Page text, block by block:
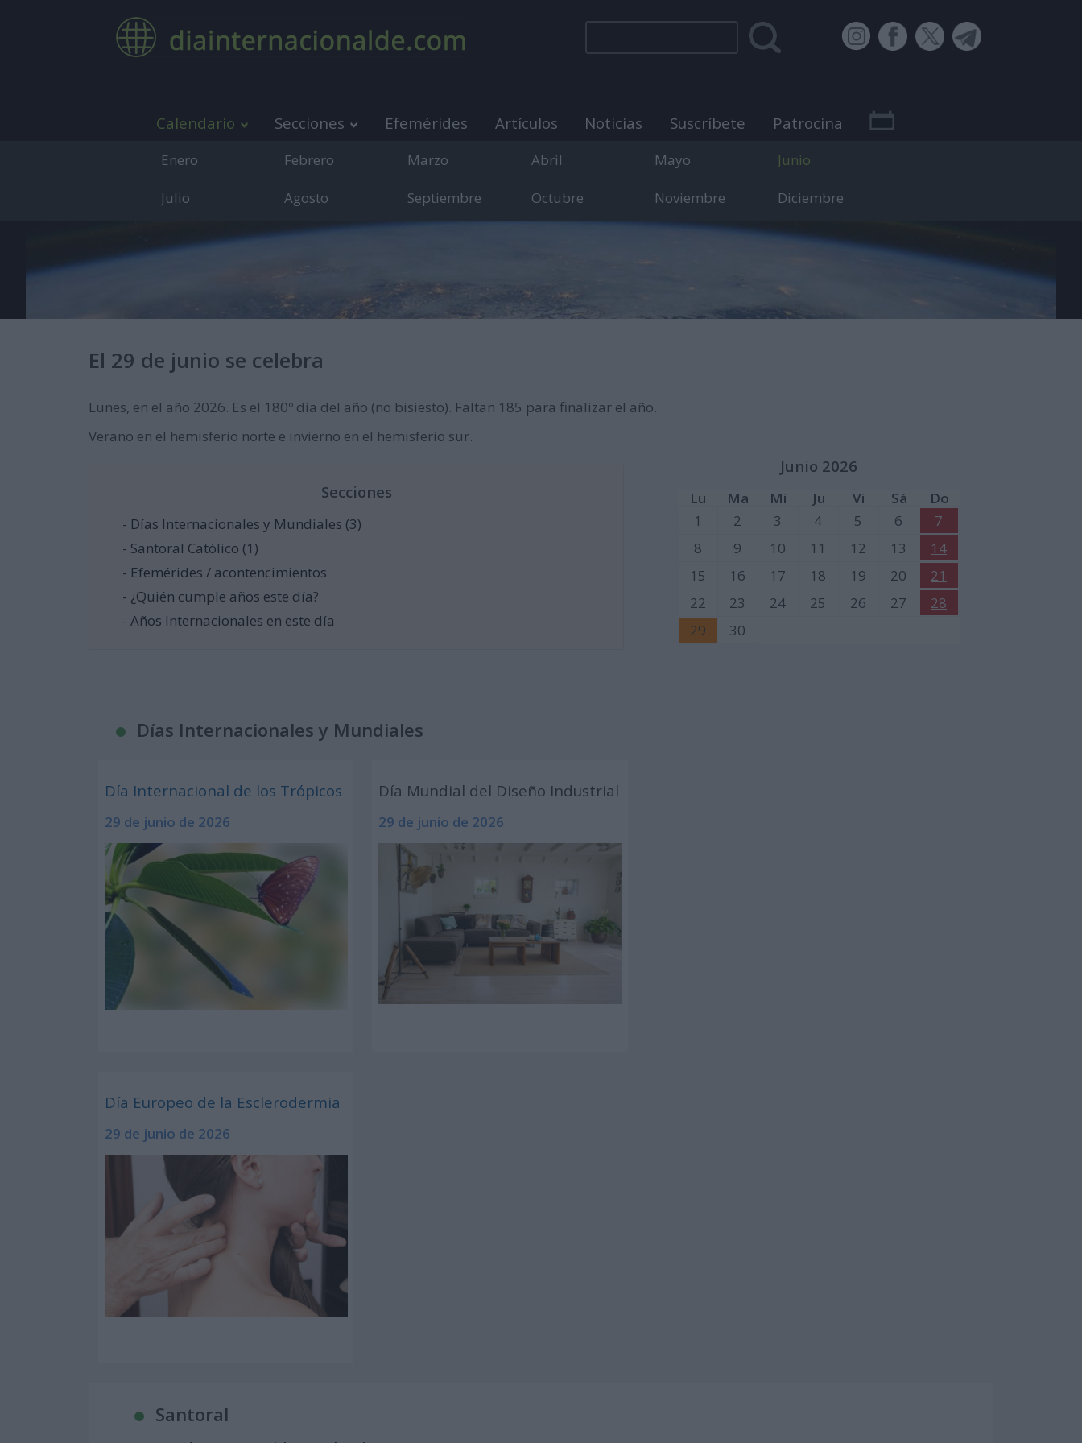
Calendario Secciones Efemérides Artículos Noticias Suscríbete Patrocina
Medio de comunicación sobre días internacionales, mundiales y efemérides.
Enero Febrero Marzo Abril Mayo Junio
Julio Agosto Septiembre Octubre Noviembre Diciembre
El 29 de junio se celebra
Lunes, en el año 2026. Es el 180º día del año (no bisiesto). Faltan 185 para finalizar el año.
Verano en el hemisferio norte e invierno en el hemisferio sur.
Secciones
- Días Internacionales y Mundiales (3)
- Santoral Católico (1)
- Efemérides / acontencimientos
- ¿Quién cumple años este día?
- Años Internacionales en este día
Junio 2026
Lu Ma Mi Ju Vi Sá
Do
1
2 3 4 5 6
7
8
9 10 11 12 13
14
15
16 17 18 19 20
21
22
23 24 25 26 27
28
29
30
Días Internacionales y Mundiales
Día Internacional de los Trópicos
29 de junio de 2026
Día Mundial del Diseño Industrial
29 de junio de 2026
Día Europeo de la Esclerodermia
29 de junio de 2026
Santoral